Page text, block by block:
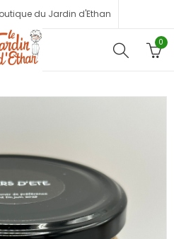
du Jardin d'Ethan
0